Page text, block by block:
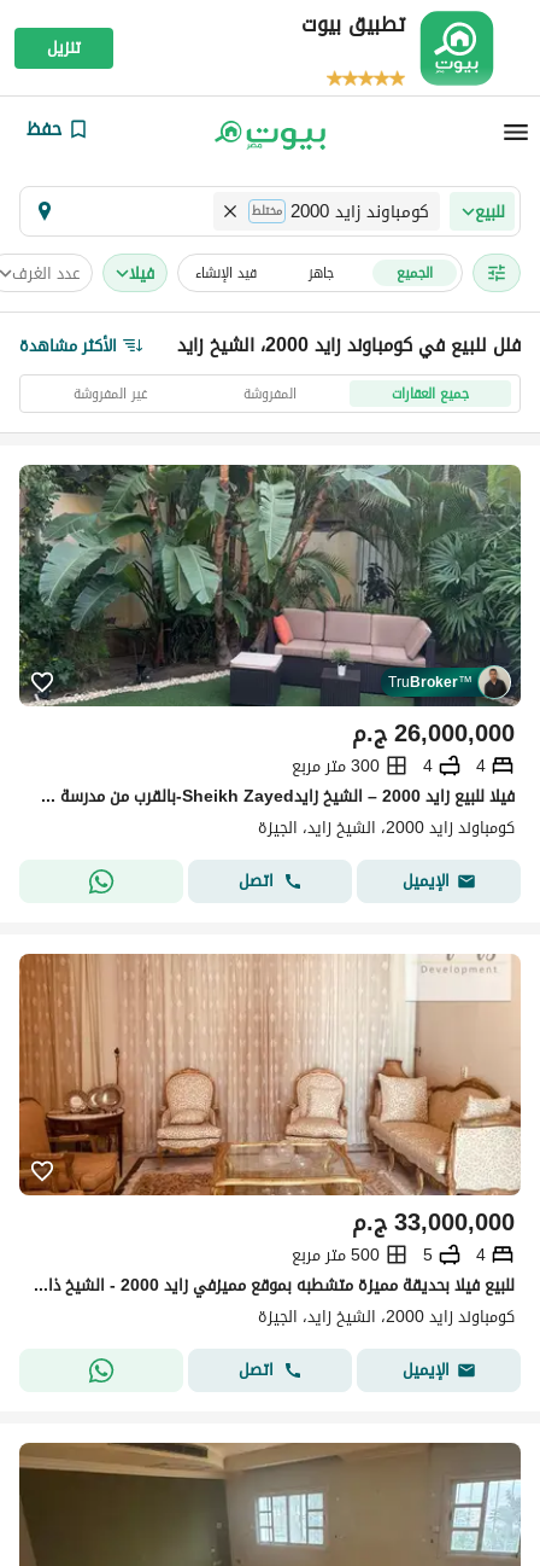
تطبيق بيوت
تنزيل
حفظ
للبيع كومباوند زايد 2000 مختلط
الجميع جاهز قيد الإنشاء فیلا عدد الغرف
فلل للبيع في كومباوند زايد 2000، الشيخ زايد الأكثر مشاهدة
جميع العقارات المفروشة غير المفروشة
TruBroker™
ج.م26,000,000
4
4
300 متر مربع
فيلا للبيع زايد 2000 – الشيخ زايدSheikh Zayed-بالقرب من مدرسة Beverly Hills الدولية -جامعة النيل والجامعة الكندية CIC- مستشفى دار الفؤاد
كومباوند زايد 2000، الشيخ زايد، الجيزة
الإيميل
اتصل
ج.م33,000,000
4
5
500 متر مربع
للبيع فيلا بحديقة مميزة متشطبه بموقع مميزفي زايد 2000 - الشيخ ذايد For Sale Villa Finished Ready to move in Zayed 2000 - Al Sheikh Zayed.
كومباوند زايد 2000، الشيخ زايد، الجيزة
الإيميل
اتصل